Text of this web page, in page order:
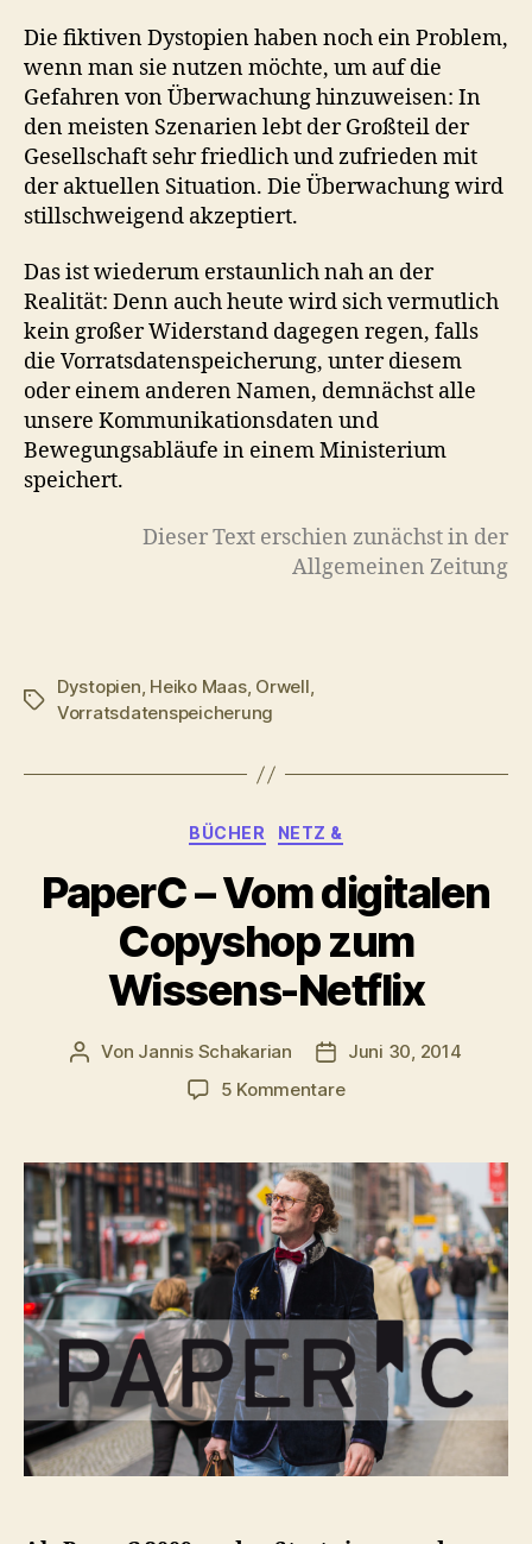
Die fiktiven Dystopien haben noch ein Problem,
wenn man sie nutzen möchte, um auf die
Gefahren von Überwachung hinzuweisen: In
den meisten Szenarien lebt der Großteil der
Gesellschaft sehr friedlich und zufrieden mit
der aktuellen Situation. Die Überwachung wird
stillschweigend akzeptiert.
Das ist wiederum erstaunlich nah an der
Realität: Denn auch heute wird sich vermutlich
kein großer Widerstand dagegen regen, falls
die Vorratsdatenspeicherung, unter diesem
oder einem anderen Namen, demnächst alle
unsere Kommunikationsdaten und
Bewegungsabläufe in einem Ministerium
speichert.
Dieser Text erschien zunächst in der
Allgemeinen Zeitung
Schlagwörter
Dystopien, Heiko Maas, Orwell,
Vorratsdatenspeicherung
Kategorien
BÜCHER NETZ &
PaperC – Vom digitalen
Copyshop zum
Wissens-Netflix
Beitragsautor
Von Jannis Schakarian Veröffentlichungsdatum
Juni 30, 2014
5 Kommentarezu
Vom
digitalen
Copyshop
zum
Wissens-
Netflix